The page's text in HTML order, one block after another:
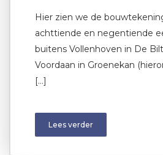
Hier zien we de
achttiende en negentiende
buitens Vollenhoven in De
Voordaan in Groenekan
[…]
Lees verder